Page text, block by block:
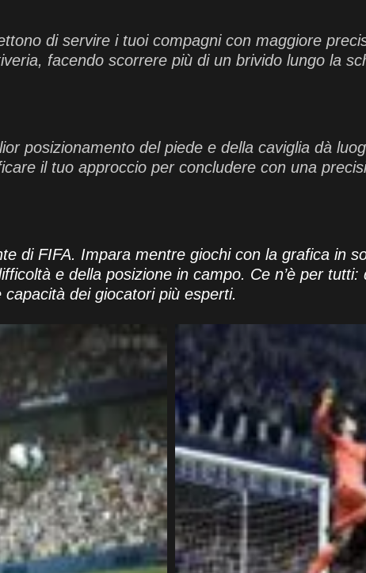
di servire i tuoi compagni con maggiore
facendo scorrere più di un brivido lungo la
posizionamento del piede e della caviglia dà
il tuo approccio per concludere con una
di FIFA. Impara mentre giochi con la grafica in
e della posizione in campo. Ce n’è per
dei giocatori più esperti.